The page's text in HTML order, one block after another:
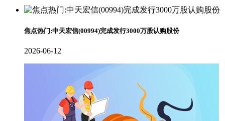
焦点热门:中天宏信(00994)完成发行3000万股认购股份
2026-06-12